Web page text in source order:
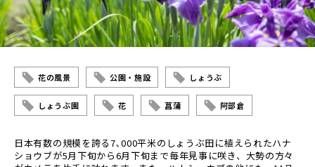
花の風景 公園・施設 しょうぶ
しょうぶ園 花 菖蒲 阿部倉
日本有数の規模を誇る7､000平米のしょうぶ田に植えられたハナ
ショウブが5月下旬から6月下旬まで毎年見事に咲き、大勢の方々